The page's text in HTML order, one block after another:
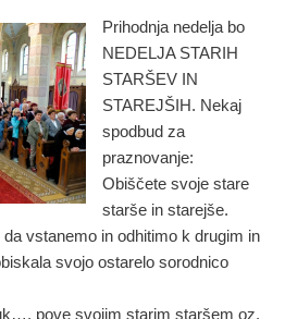
Prihodnja nedelja bo
NEDELJA STARIH
STARŠEV IN
STAREJŠIH. Nekaj
spodbud za
praznovanje:
Obiščete svoje stare
starše in starejše.
vstanemo in odhitimo k drugim in
svojo ostarelo sorodnico
pove svojim starim staršem oz.